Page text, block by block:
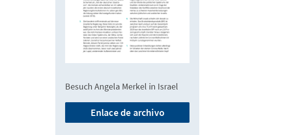
Besuch Angela Merkel in Israel
Enlace de archivo